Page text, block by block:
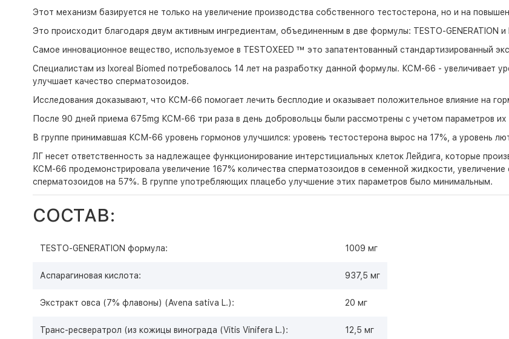
Этот механизм базируется не только на увеличение производства собственного тестостерона, но и на
Это происходит благодаря двум активным ингредиентам, объединенным в две формулы: TESTO-GENERATION и
Самое инновационное вещество, используемое в TESTOXEED ™ это запатентованный стандартизированный
Специалистам из Ixoreal Biomed потребовалось 14 лет на разработку данной формулы. КСМ-66 - увеличивает
улучшает качество сперматозоидов.
Исследования доказывают, что КСМ-66 помогает лечить бесплодие и оказывает положительное влияние на
После 90 дней приема 675mg КСМ-66 три раза в день добровольцы были рассмотрены с учетом параметров их
В группе принимавшая КСМ-66 уровень гормонов улучшился: уровень тестостерона вырос на 17%, а уровень
ЛГ несет ответственность за надлежащее функционирование интерстициальных клеток Лейдига, которые
КСМ-66 продемонстрировала увеличение 167% количества сперматозоидов в семенной жидкости,
сперматозоидов на 57%. В группе употребляющих плацебо улучшение этих параметров было минимальным.
СОСТАВ:
TESTO-GENERATION формула: 1009 мг
Аспарагиновая кислота: 937,5 мг
Экстракт овса (7% флавоны) (Avena sativa L.): 20 мг
Транс-ресвератрол (из кожицы винограда (Vitis Vinifera L.): 12,5 мг